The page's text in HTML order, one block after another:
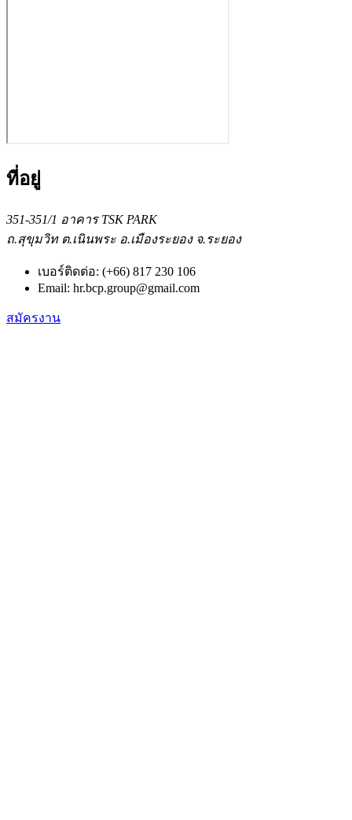
ที่อยู่
351-351/1 อาคาร TSK PARK
ถ.สุขุมวิท ต.เนินพระ อ.เมืองระยอง จ.ระยอง
เบอร์ติดต่อ: (+66) 817 230 106
Email: hr.bcp.group@gmail.com
สมัครงาน